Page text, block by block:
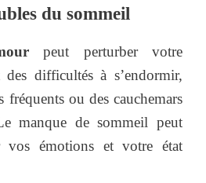
du sommeil
peut perturber votre
des difficultés à s’endormir,
fréquents ou des cauchemars
manque de sommeil peut
vos émotions et votre état